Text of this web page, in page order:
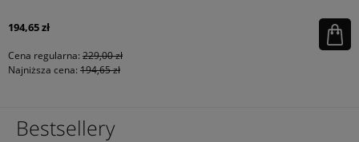
194,65 zł
Cena regularna: 229,00 zł
Najniższa cena: 194,65 zł
Bestsellery